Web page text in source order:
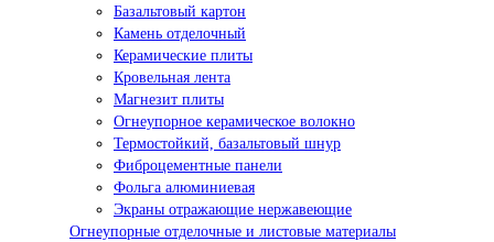
Базальтовый картон
Камень отделочный
Керамические плиты
Кровельная лента
Магнезит плиты
Огнеупорное керамическое волокно
Термостойкий, базальтовый шнур
Фиброцементные панели
Фольга алюминиевая
Экраны отражающие нержавеющие
Огнеупорные отделочные и листовые материалы